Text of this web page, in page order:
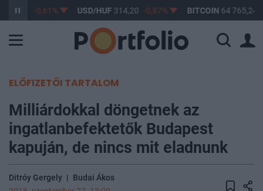
363,17 -0,61% USD/HUF314,20 -0,87% BITCOIN64 765,24
ELŐFIZETŐI TARTALOM
Milliárdokkal döngetnek az
ingatlanbefektetők Budapest
kapuján, de nincs mit eladnunk
Ditróy Gergely | Budai Ákos